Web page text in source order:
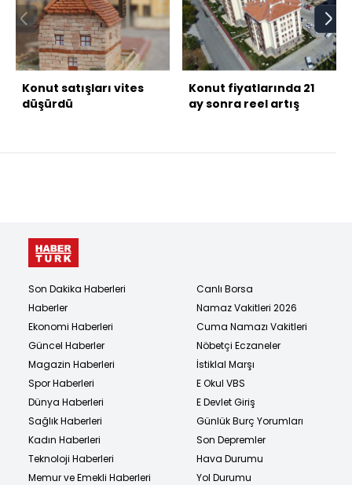
Konut satışları vites
düşürdü
Konut fiyatlarında 21
ay sonra reel artış
Son Dakika Haberleri
Haberler
Ekonomi Haberleri
Güncel Haberler
Magazin Haberleri
Spor Haberleri
Dünya Haberleri
Sağlık Haberleri
Kadın Haberleri
Teknoloji Haberleri
Memur ve Emekli Haberleri
Canlı Borsa
Namaz Vakitleri 2026
Cuma Namazı Vakitleri
Nöbetçi Eczaneler
İstiklal Marşı
E Okul VBS
E Devlet Giriş
Günlük Burç Yorumları
Son Depremler
Hava Durumu
Yol Durumu